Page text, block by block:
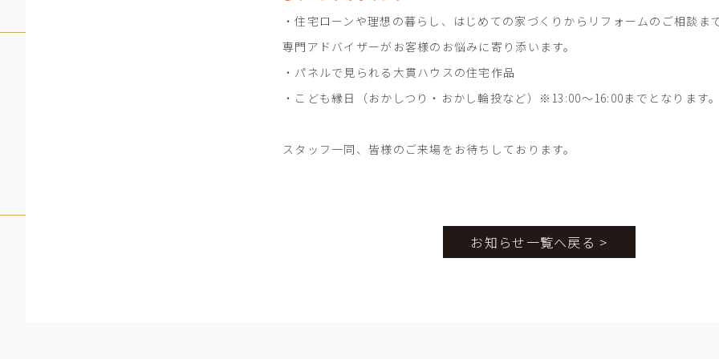
・住宅ローンや理想の暮らし、はじめての家づくりからリフォームの
専門アドバイザーがお客様のお悩みに寄り添います。
・パネルで見られる大貫ハウスの住宅作品
・こども縁日（おかしつり・おかし輪投など）※13:00～16:00までとなります。
スタッフ一同、皆様のご来場をお待ちしております。
お知らせ一覧へ戻る >